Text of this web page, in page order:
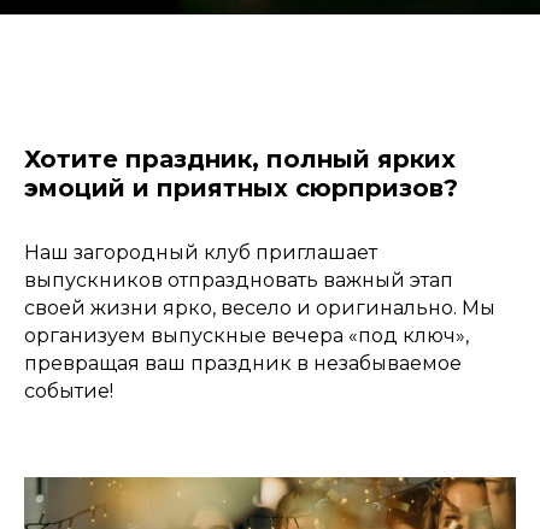
Хотите праздник, полный ярких
эмоций и приятных сюрпризов?
Наш загородный клуб приглашает
выпускников отпраздновать важный этап
своей жизни ярко, весело и оригинально. Мы
организуем выпускные вечера «под ключ»,
превращая ваш праздник в незабываемое
событие!